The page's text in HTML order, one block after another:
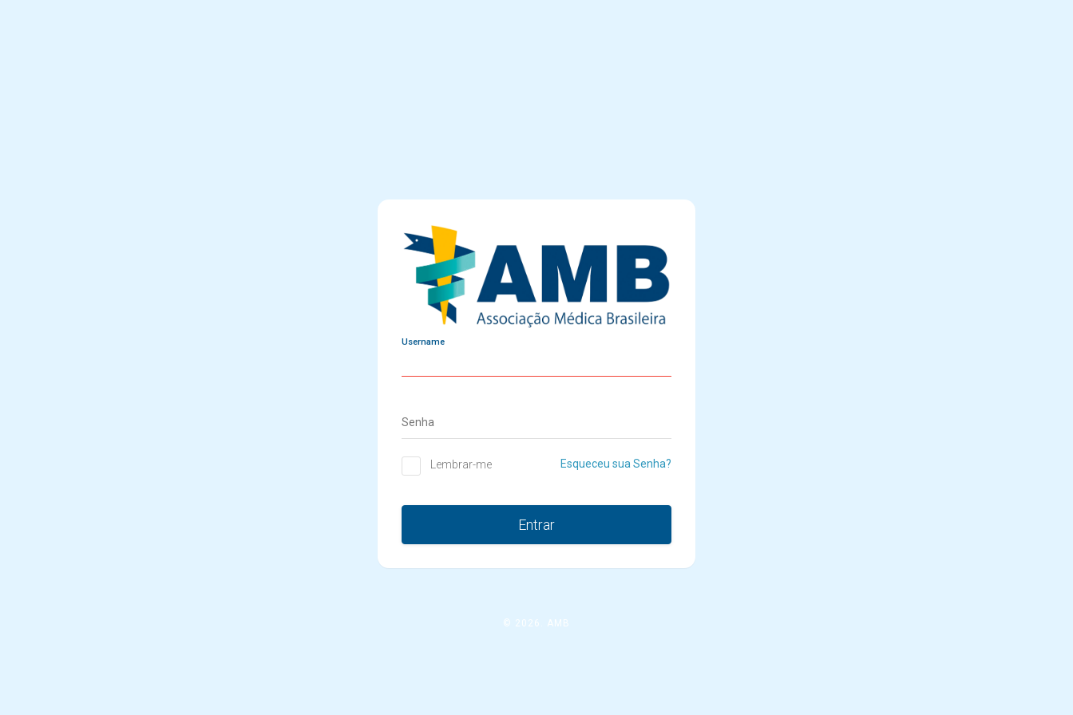
Username
Senha
Lembrar-me Esqueceu sua Senha?
Entrar
© 2026. AMB